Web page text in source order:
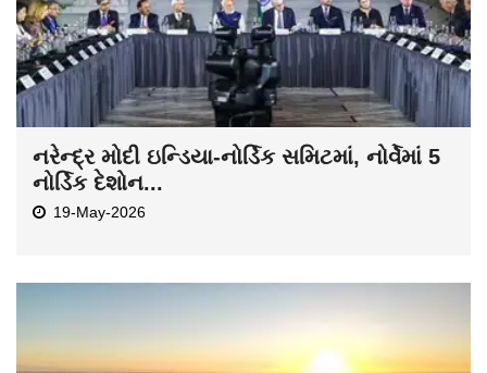
નરેન્દ્ર મોદી ઇન્ડિયા-નોર્ડિક સમિટમાં, નોર્વેમાં 5
નોર્ડિક દેશોન...
19-May-2026